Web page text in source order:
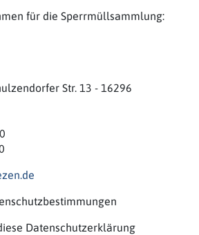
für die Sperrmüllsammlung:
Str. 13 - 16296
Datenschutzerklärung